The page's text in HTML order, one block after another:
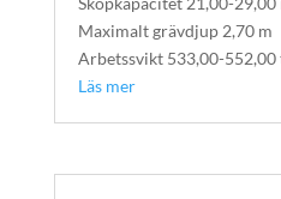
Maximalt grävdjup 2,70 m
Arbetssvikt 533,00-552,00
Läs mer